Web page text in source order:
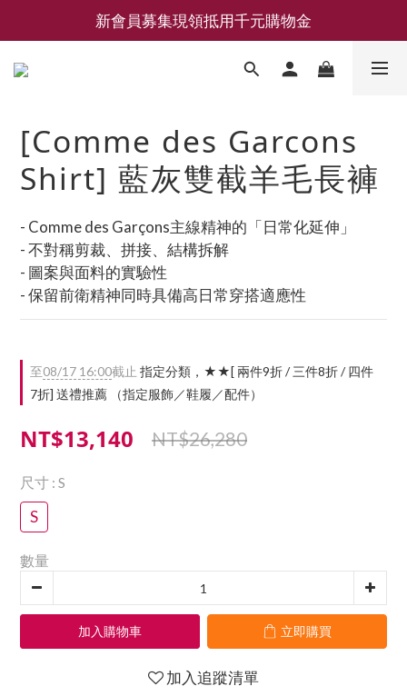
新會員募集現領抵用千元購物金
新會員募集現領抵用千元購物金
LEMAIRE 經典可頌包 NEW ARRIVAL
新會員募集現領抵用千元購物金
[Comme des Garcons
Shirt] 藍灰雙截羊毛長褲
- Comme des Garçons主線精神的「日常化延伸」
- 不對稱剪裁、拼接、結構拆解
- 圖案與面料的實驗性
- 保留前衛精神同時具備高日常穿搭適應性
至08/17 16:00截止 指定分類，★★[ 兩件9折 / 三件8折 / 四件
7折] 送禮推薦 （指定服飾／鞋履／配件）
NT$13,140 NT$26,280
尺寸 : S
S
數量
加入購物車 立即購買
加入追蹤清單